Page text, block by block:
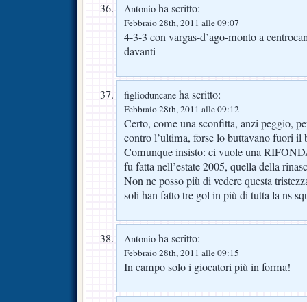
Antonio ha scritto:
Febbraio 28th, 2011 alle 09:07
4-3-3 con vargas-d’ago-monto a
davanti
figlioduncane ha scritto:
Febbraio 28th, 2011 alle 09:12
Certo, come una sconfitta, anzi peggio,
contro l’ultima, forse lo buttavano fuori
Comunque insisto: ci vuole una
fu fatta nell’estate 2005, quella della
Non ne posso più di vedere questa
soli han fatto tre gol in più di tutta la ns
Antonio ha scritto:
Febbraio 28th, 2011 alle 09:15
In campo solo i giocatori più in forma!